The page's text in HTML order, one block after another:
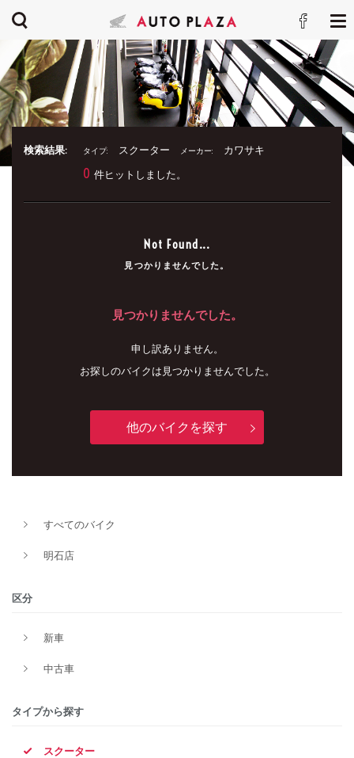
検索結果: タイプ: スクーター メーカー: カワサキ
0 件ヒットしました。
Not Found...
見つかりませんでした。
見つかりませんでした。
申し訳ありません。
お探しのバイクは見つかりませんでした。
他のバイクを探す
すべてのバイク
明石店
区分
新車
中古車
タイプから探す
スクーター
排気量